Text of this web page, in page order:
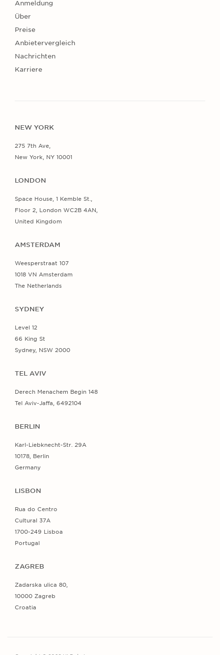
Anmeldung
Über
Preise
Anbietervergleich
Nachrichten
Karriere
NEW YORK
275 7th Ave,
New York, NY 10001
LONDON
Space House, 1 Kemble St.,
Floor 2, London WC2B 4AN,
United Kingdom
AMSTERDAM
Weesperstraat 107
1018 VN Amsterdam
The Netherlands
SYDNEY
Level 12
66 King St
Sydney, NSW 2000
TEL AVIV
Derech Menachem Begin 148
Tel Aviv-Jaffa, 6492104
BERLIN
Karl-Liebknecht-Str. 29A
10178, Berlin
Germany
LISBON
Rua do Centro
Cultural 37A
1700-249 Lisboa
Portugal
ZAGREB
Zadarska ulica 80,
10000 Zagreb
Croatia